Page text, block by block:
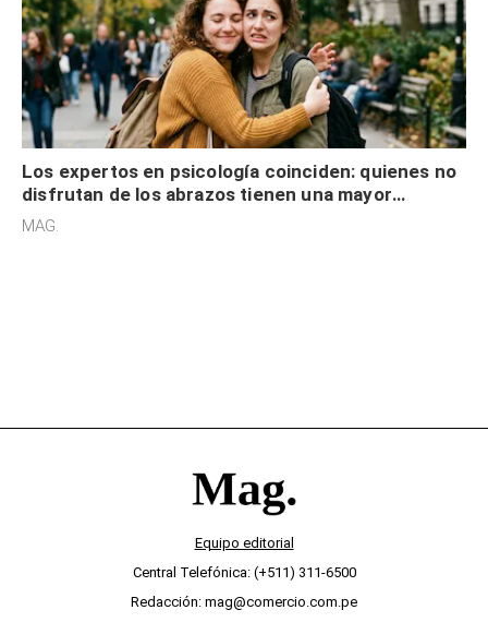
Los expertos en psicología coinciden: quienes no
disfrutan de los abrazos tienen una mayor
sensibilidad a los estímulos físicos y no es por
MAG.
Equipo editorial
Central Telefónica: (+511) 311-6500
Redacción: mag@comercio.com.pe